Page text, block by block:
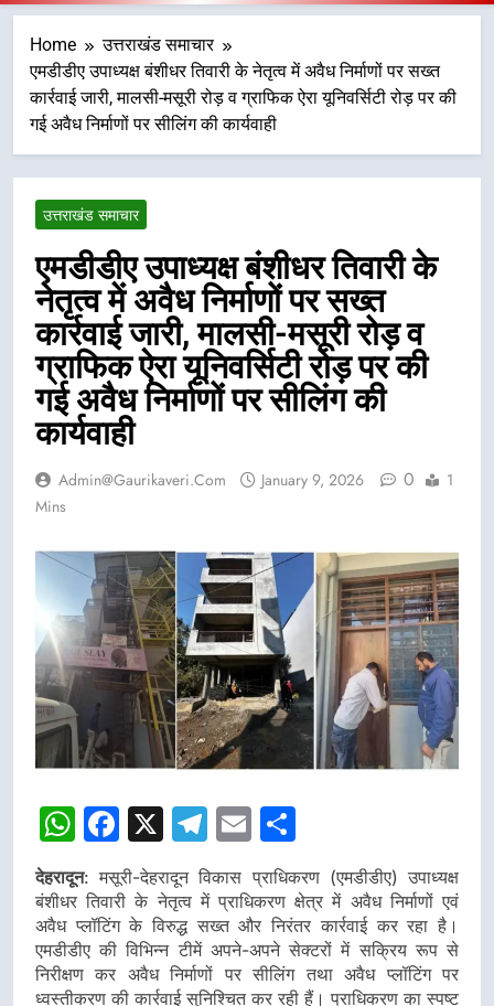
Home
उत्तराखंड समाचार
एमडीडीए उपाध्यक्ष बंशीधर तिवारी के नेतृत्व में अवैध निर्माणों पर सख्त
कार्रवाई जारी, मालसी-मसूरी रोड़ व ग्राफिक ऐरा यूनिवर्सिटी रोड़ पर की
गई अवैध निर्माणों पर सीलिंग की कार्यवाही
उत्तराखंड समाचार
एमडीडीए उपाध्यक्ष बंशीधर तिवारी के
नेतृत्व में अवैध निर्माणों पर सख्त
कार्रवाई जारी, मालसी-मसूरी रोड़ व
ग्राफिक ऐरा यूनिवर्सिटी रोड़ पर की
गई अवैध निर्माणों पर सीलिंग की
कार्यवाही
Admin@gaurikaveri.com January 9, 2026 0
1
Mins
WhatsApp
Facebook
X Telegram
Email
देहरादून: मसूरी-देहरादून विकास प्राधिकरण (एमडीडीए) उपाध्यक्ष
बंशीधर तिवारी के नेतृत्व में प्राधिकरण क्षेत्र में अवैध निर्माणों एवं
अवैध प्लॉटिंग के विरुद्ध सख्त और निरंतर कार्रवाई कर रहा है।
एमडीडीए की विभिन्न टीमें अपने-अपने सेक्टरों में सक्रिय रूप से
निरीक्षण कर अवैध निर्माणों पर सीलिंग तथा अवैध प्लॉटिंग पर
ध्वस्तीकरण की कार्रवाई सुनिश्चित कर रही हैं। प्राधिकरण का स्पष्ट